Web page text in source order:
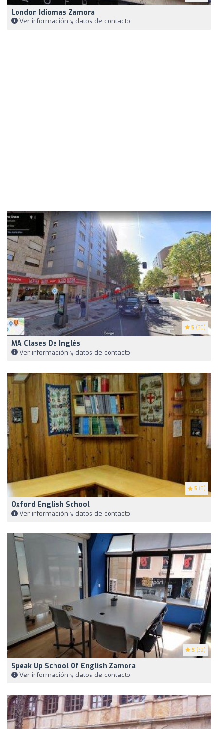
London Idiomas Zamora
Ver información y datos de contacto
5 (30)
MA Clases De Inglés
Ver información y datos de contacto
5 (5)
Oxford English School
Ver información y datos de contacto
5 (32)
Speak Up School Of English Zamora
Ver información y datos de contacto